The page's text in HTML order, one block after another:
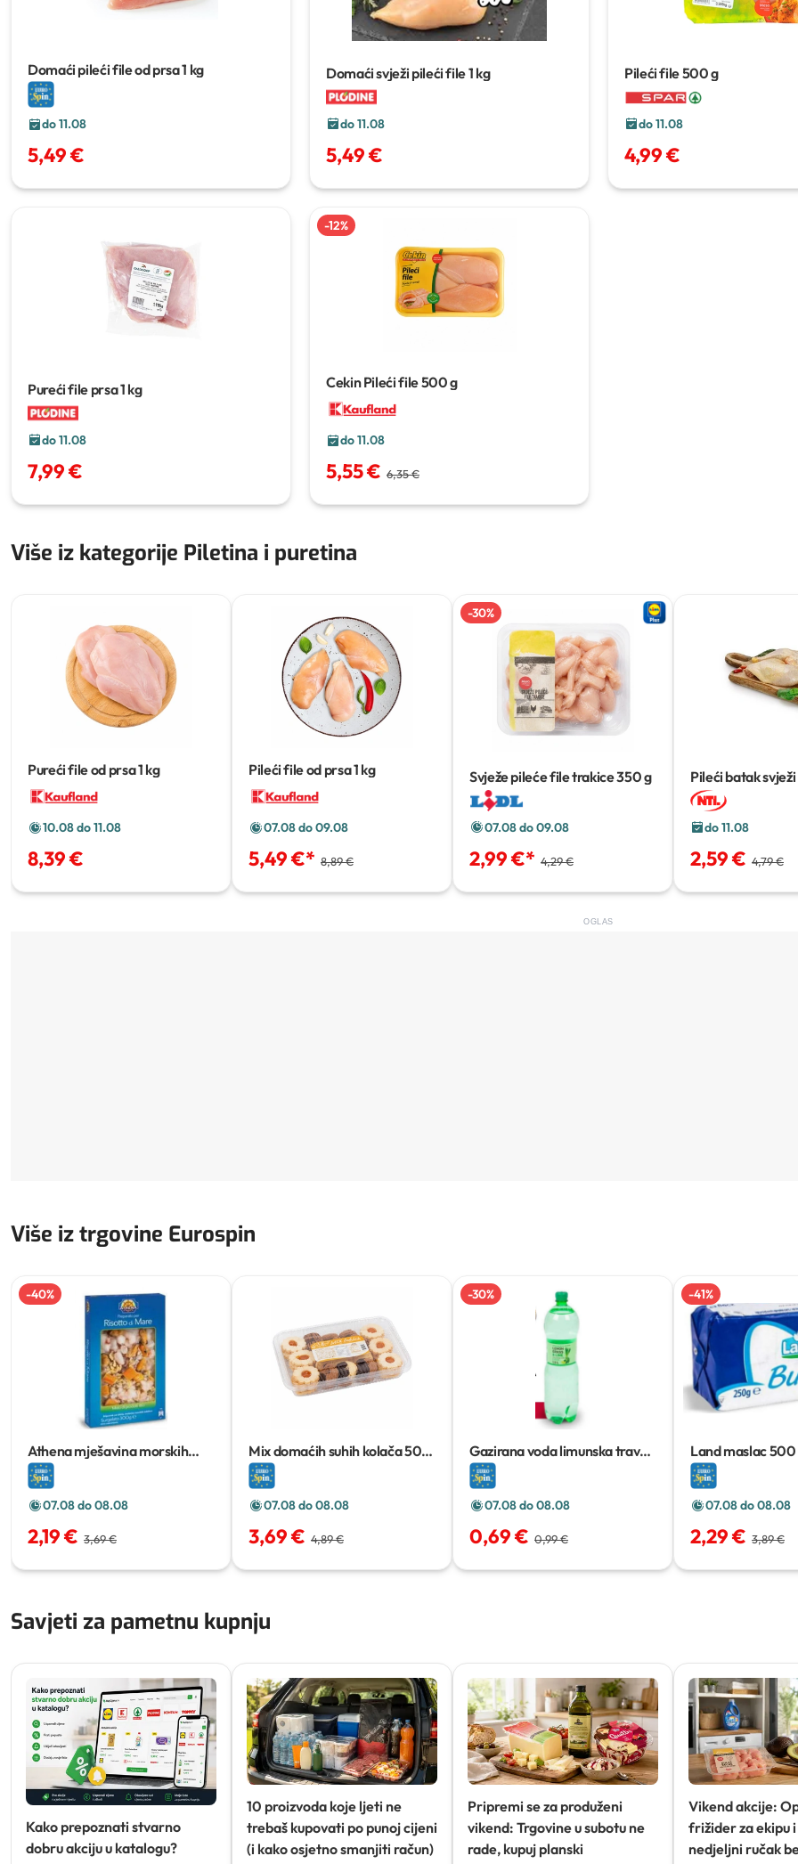
Domaći pileći file od prsa1 kg
do 11.08
5,49 €
Domaći svježi pileći file1 kg
do 11.08
5,49 €
Pileći file500 g
do 11.08
4,99 €
Pureći file prsa1 kg
do 11.08
7,99 €
-12%
Cekin Pileći file500 g
do 11.08
5,55 € 6,35 €
Više iz kategorije Piletina i puretina
Pureći file od prsa1 kg
10.08 do 11.08
8,39 €
Pileći file od prsa1 kg
07.08 do 09.08
5,49 €* 8,89 €
-30%
Svježe pileće file trakice350 g
07.08 do 09.08
2,99 €* 4,29 €
Pileći batak svježi
do 11.08
2,59 € 4,79 €
OGLAS
Više iz trgovine Eurospin
-40%
Athena mješavina morskih
plodova za rižoto
07.08 do 08.08
2,19 € 3,69 €
Mix domaćih suhih kolača500
g
07.08 do 08.08
3,69 € 4,89 €
-30%
Gazirana voda limunska trava i
limeta
07.08 do 08.08
0,69 € 0,99 €
-41%
Land maslac500
07.08 do 08.08
2,29 € 3,89 €
Savjeti za pametnu kupnju
Kako prepoznati stvarno
dobru akciju u katalogu?
10 proizvoda koje ljeti ne
trebaš kupovati po punoj cijeni
(i kako osjetno smanjiti račun)
Pripremi se za produženi
vikend: Trgovine u subotu ne
rade, kupuj planski
Vikend akcije:
frižider za ekipu
nedjeljni ručak